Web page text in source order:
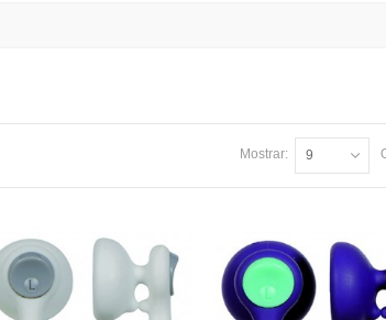
Mostrar: 9